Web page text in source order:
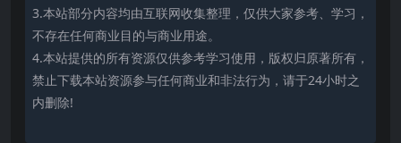
3.本站部分内容均由互联网收集整理，仅供大家参考、学习，
不存在任何商业目的与商业用途。
4.本站提供的所有资源仅供参考学习使用，版权归原著所有，
禁止下载本站资源参与任何商业和非法行为，请于24小时之
内删除!